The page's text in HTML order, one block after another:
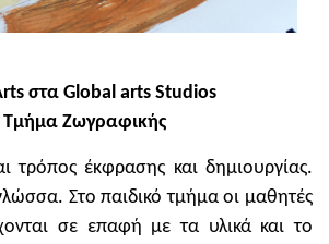
στα Global arts Studios
Τμήμα Ζωγραφικής
τρόπος έκφρασης και δημιουργίας.
Στο παιδικό τμήμα οι μαθητές
σε επαφή με τα υλικά και το